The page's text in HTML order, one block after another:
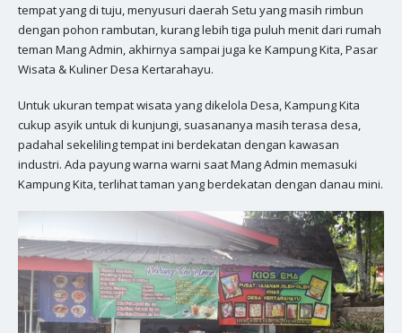
tempat yang di tuju, menyusuri daerah Setu yang masih rimbun
dengan pohon rambutan, kurang lebih tiga puluh menit dari rumah
teman Mang Admin, akhirnya sampai juga ke Kampung Kita, Pasar
Wisata & Kuliner Desa Kertarahayu.
Untuk ukuran tempat wisata yang dikelola Desa, Kampung Kita
cukup asyik untuk di kunjungi, suasananya masih terasa desa,
padahal sekeliling tempat ini berdekatan dengan kawasan
industri. Ada payung warna warni saat Mang Admin memasuki
Kampung Kita, terlihat taman yang berdekatan dengan danau mini.